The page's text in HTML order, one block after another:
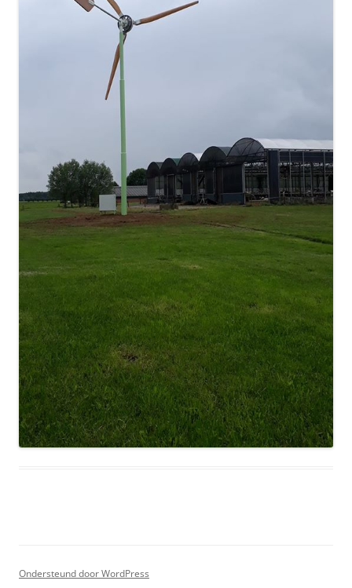
Ondersteund door WordPress